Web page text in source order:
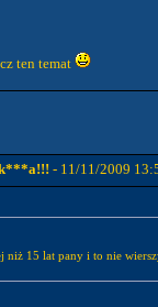
ten temat
k***a!!! - 11/11/2009
niż 15 lat pany i to nie